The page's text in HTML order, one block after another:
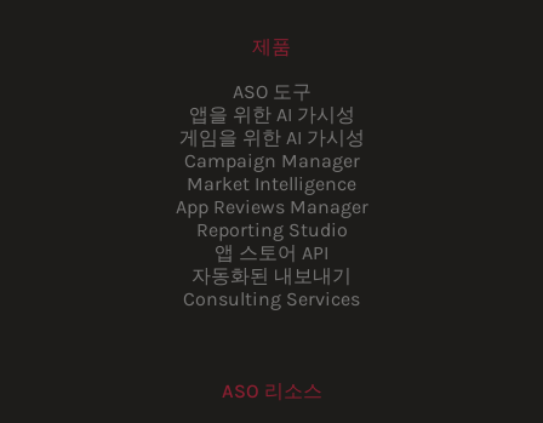
제품
ASO 도구
앱을 위한 AI 가시성
게임을 위한 AI 가시성
Campaign Manager
Market Intelligence
App Reviews Manager
Reporting Studio
앱 스토어 API
자동화된 내보내기
Consulting Services
ASO 리소스